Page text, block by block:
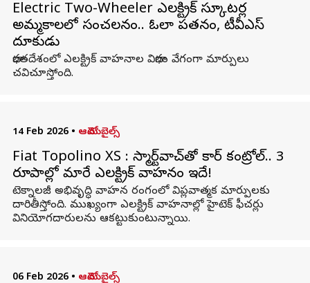
Electric Two-Wheeler ఎలక్ట్రిక్ స్కూటర్ల
అమ్మకాలలో సంచలనం.. ఓలా పతనం, టీవీఎస్
దూకుడు
భారతదేశంలో ఎలక్ట్రిక్ వాహనాల విభాగం వేగంగా మార్పులు
చవిచూస్తోంది.
14 Feb 2026 • ఆటోమొబైల్స్
Fiat Topolino XS : స్మార్ట్‌వాచ్‌తో కార్ కంట్రోల్.. 3
రూపాల్లో మారే ఎలక్ట్రిక్ వాహనం ఇదే!
టెక్నాలజీ అభివృద్ధి వాహన రంగంలో విప్లవాత్మక మార్పులకు
దారితీస్తోంది. ముఖ్యంగా ఎలక్ట్రిక్ వాహనాల్లో హైటెక్ ఫీచర్లు
వినియోగదారులను ఆకట్టుకుంటున్నాయి.
06 Feb 2026 • ఆటోమొబైల్స్